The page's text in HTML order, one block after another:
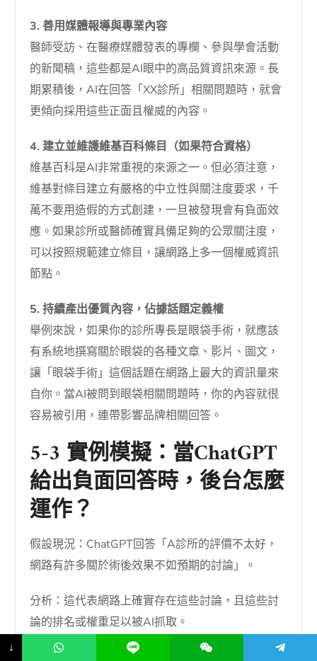
3. 善用媒體報導與專業內容
醫師受訪、在醫療媒體發表的專欄、參與學會活動
的新聞稿，這些都是AI眼中的高品質資訊來源。長
期累積後，AI在回答「XX診所」相關問題時，就會
更傾向採用這些正面且權威的內容。
4. 建立並維護維基百科條目（如果符合資格）
維基百科是AI非常重視的來源之一。但必須注意，
維基對條目建立有嚴格的中立性與關注度要求，千
萬不要用造假的方式創建，一旦被發現會有負面效
應。如果診所或醫師確實具備足夠的公眾關注度，
可以按照規範建立條目，讓網路上多一個權威資訊
節點。
5. 持續產出優質內容，佔據話題定義權
舉例來說，如果你的診所專長是眼袋手術，就應該
有系統地撰寫關於眼袋的各種文章、影片、圖文，
讓「眼袋手術」這個話題在網路上最大的資訊量來
自你。當AI被問到眼袋相關問題時，你的內容就很
容易被引用，連帶影響品牌相關回答。
5-3 實例模擬：當ChatGPT
給出負面回答時，後台怎麼
運作？
假設現況：ChatGPT回答「A診所的評價不太好，
網路有許多關於術後效果不如預期的討論」。
分析：這代表網路上確實存在這些討論，且這些討
論的排名或權重足以被AI抓取。
行動方案：
↓